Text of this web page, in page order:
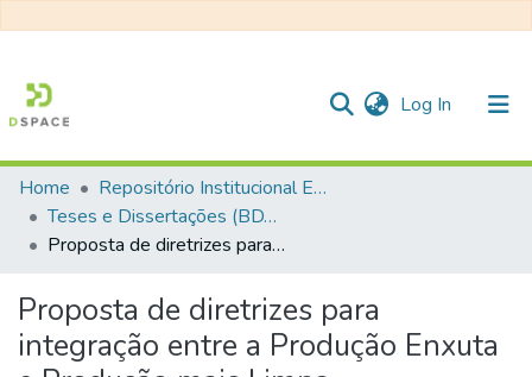
Log In (current)
Communities & Collections
All of DSpace
Statistics
Home
Repositório Institucional EESC
Teses e Dissertações (BDTD USP)
Proposta de diretrizes para integração entre a Produção Enxuta e Produção mais Limpa
Proposta de diretrizes para
integração entre a Produção Enxuta